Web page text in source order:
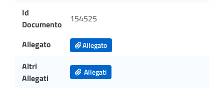
Id
Documento
154525
Allegato Allegato
Altri
Allegati
Allegati